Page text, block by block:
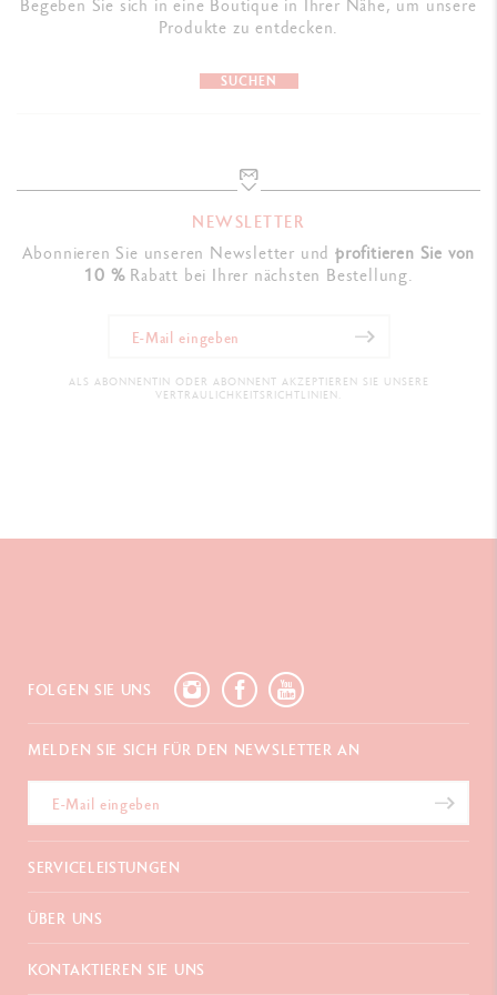
Begeben Sie sich in eine Boutique in Ihrer Nähe, um unsere
Produkte zu entdecken.
SUCHEN
NEWSLETTER
Abonnieren Sie unseren Newsletter undprofitieren Sie von
10 %Rabatt bei Ihrer nächsten Bestellung.
ALS ABONNENTIN ODER ABONNENT AKZEPTIEREN SIE UNSERE
VERTRAULICHKEITSRICHTLINIEN.
FOLGEN SIE UNS
MELDEN SIE SICH FÜR DEN NEWSLETTER AN
SERVICELEISTUNGEN
E-Geschenkgutschein
Retouren
ÜBER UNS
Häufig gestellte Fragen
KONTAKTIEREN SIE UNS